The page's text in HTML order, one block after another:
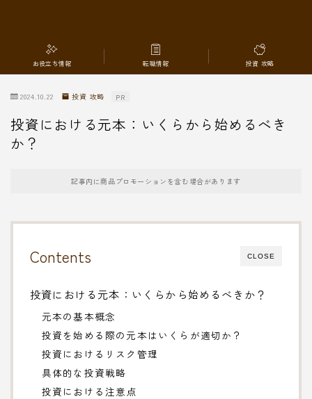
お役立ち情報 転職情報 投資 攻略
2024.10.22 投資 攻略 PR
投資における元本：いくらから始めるべき
か？
記事内に商品プロモーションを含む場合があります
CLOSE
Contents
投資における元本：いくらから始めるべきか？
元本の基本概念
投資を始める際の元本はいくらが適切か？
投資におけるリスク管理
具体的な投資戦略
投資における注意点